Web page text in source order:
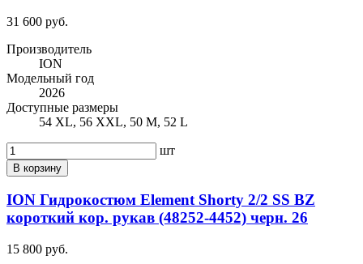
31 600 руб.
Производитель
ION
Модельный год
2026
Доступные размеры
54 XL, 56 XXL, 50 M, 52 L
шт
В корзину
ION Гидрокостюм Element Shorty 2/2 SS BZ
короткий кор. рукав (48252-4452) черн. 26
15 800 руб.